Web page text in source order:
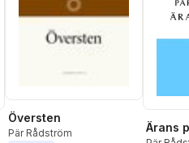
Översten
Pär Rådström
Ärans